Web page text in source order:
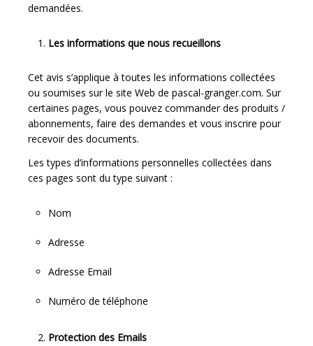
demandées.
Les informations que nous recueillons
Cet avis s’applique à toutes les informations collectées
ou soumises sur le site Web de pascal-granger.com. Sur
certaines pages, vous pouvez commander des produits /
abonnements, faire des demandes et vous inscrire pour
recevoir des documents.
Les types d’informations personnelles collectées dans
ces pages sont du type suivant :
Nom
Adresse
Adresse Email
Numéro de téléphone
Protection des Emails